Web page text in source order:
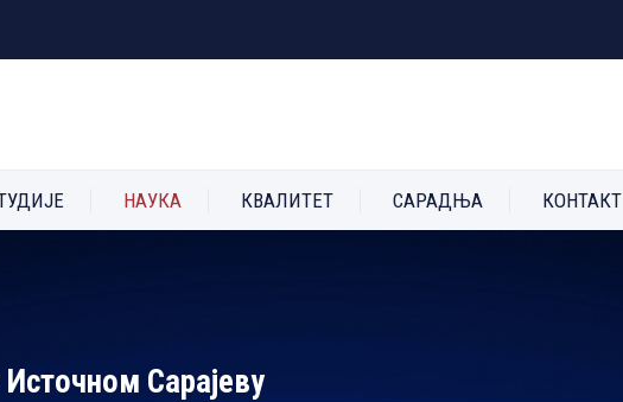
НАУКА КВАЛИТЕТ САРАДЊА КОНТАКТ
Сарајеву